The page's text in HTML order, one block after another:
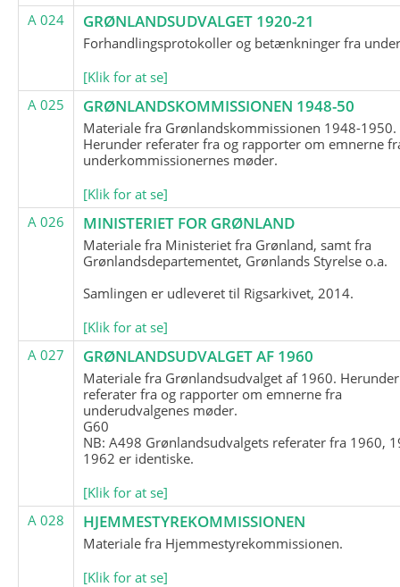
A 024
GRØNLANDSUDVALGET 1920-21
Forhandlingsprotokoller og betænkninger fra
[Klik for at se]
A 025
GRØNLANDSKOMMISSIONEN 1948-50
Materiale fra Grønlandskommissionen 1948-1950.
Herunder referater fra og rapporter om emnerne
underkommissionernes møder.
[Klik for at se]
A 026
MINISTERIET FOR GRØNLAND
Materiale fra Ministeriet fra Grønland, samt fra
Grønlandsdepartementet, Grønlands Styrelse o.a.
Samlingen er udleveret til Rigsarkivet, 2014.
[Klik for at se]
A 027
GRØNLANDSUDVALGET AF 1960
Materiale fra Grønlandsudvalget af 1960. Herunder
referater fra og rapporter om emnerne fra
underudvalgenes møder.
G60
NB: A498 Grønlandsudvalgets referater fra 1960,
1962 er identiske.
[Klik for at se]
A 028
HJEMMESTYREKOMMISSIONEN
Materiale fra Hjemmestyrekommissionen.
[Klik for at se]